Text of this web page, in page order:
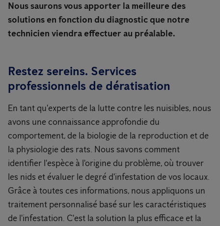
Nous saurons vous apporter la meilleure des
solutions en fonction du diagnostic que notre
technicien viendra effectuer au préalable.
Restez sereins. Services
professionnels de dératisation
En tant qu'experts de la lutte contre les nuisibles, nous
avons une connaissance approfondie du
comportement, de la biologie de la reproduction et de
la physiologie des rats. Nous savons comment
identifier l'espèce à l'origine du problème, où trouver
les nids et évaluer le degré d'infestation de vos locaux.
Grâce à toutes ces informations, nous appliquons un
traitement personnalisé basé sur les caractéristiques
de l'infestation. C'est la solution la plus efficace et la